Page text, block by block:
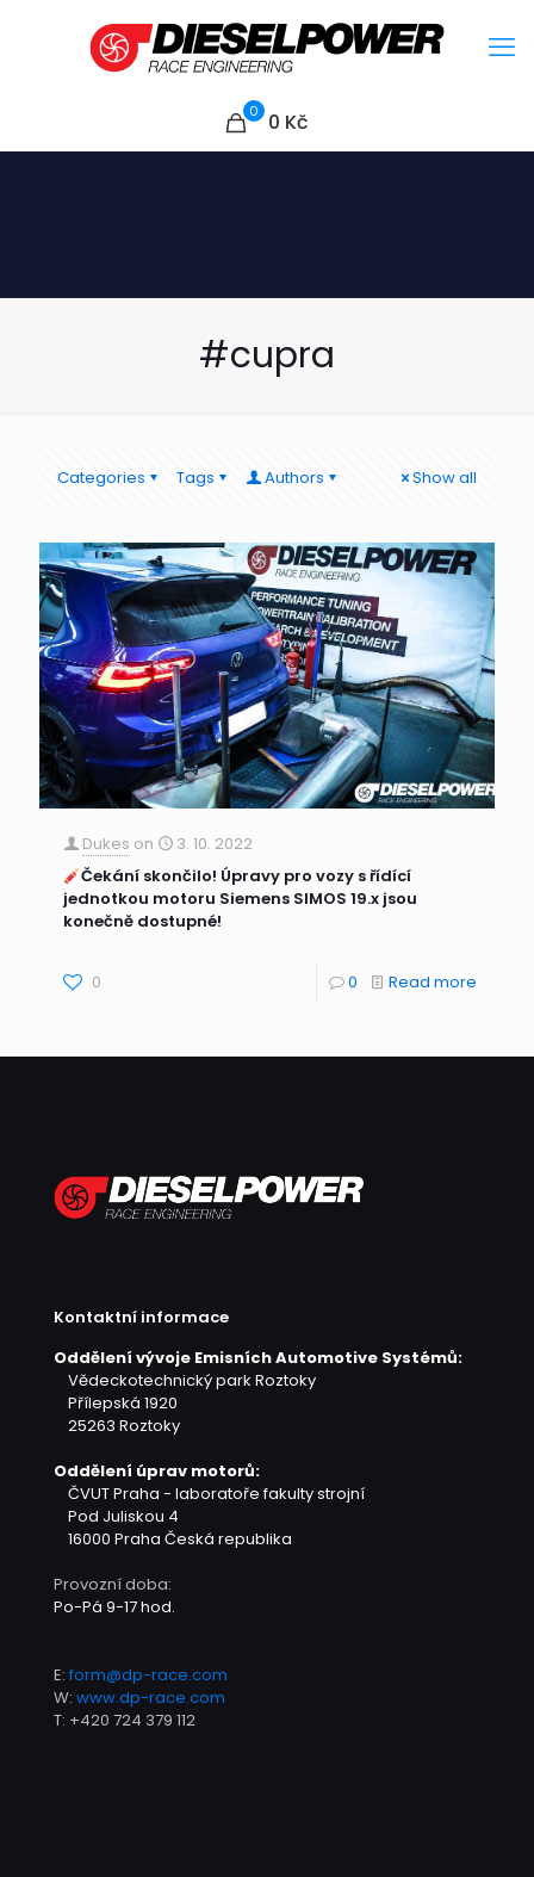
0 0 Kč
#cupra
Categories Tags Authors Show all
Dukes on
3. 10. 2022
Čekání skončilo! Úpravy pro vozy s řídící
jednotkou motoru Siemens SIMOS 19.x jsou
konečně dostupné!
0 0 Read more
Kontaktní informace
Oddělení vývoje Emisních Automotive Systémů:
Vědeckotechnický park Roztoky
Přílepská 1920
25263 Roztoky
Oddělení úprav motorů:
ČVUT Praha - laboratoře fakulty strojní
Pod Juliskou 4
16000 Praha Česká republika
Provozní doba:
Po-Pá 9-17 hod.
E: form@dp-race.com
W: www.dp-race.com
T: +420 724 379 112